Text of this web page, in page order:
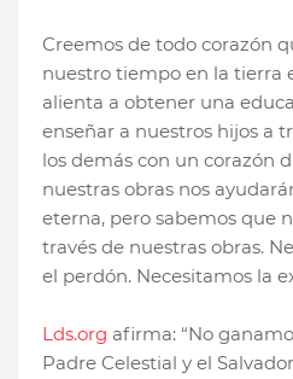
Creemos de todo corazón
nuestro tiempo en la tierra
alienta a obtener una
enseñar a nuestros hijos a
los demás con un corazón
nuestras obras nos
eterna, pero sabemos que
través de nuestras obras.
el perdón. Necesitamos la
Lds.org afirma: “No
Padre Celestial y el